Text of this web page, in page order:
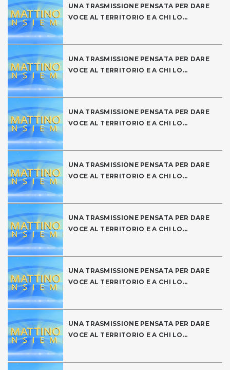
UNA TRASMISSIONE PENSATA PER DARE
VOCE AL TERRITORIO E A CHI LO...
UNA TRASMISSIONE PENSATA PER DARE
VOCE AL TERRITORIO E A CHI LO...
UNA TRASMISSIONE PENSATA PER DARE
VOCE AL TERRITORIO E A CHI LO...
UNA TRASMISSIONE PENSATA PER DARE
VOCE AL TERRITORIO E A CHI LO...
UNA TRASMISSIONE PENSATA PER DARE
VOCE AL TERRITORIO E A CHI LO...
UNA TRASMISSIONE PENSATA PER DARE
VOCE AL TERRITORIO E A CHI LO...
UNA TRASMISSIONE PENSATA PER DARE
VOCE AL TERRITORIO E A CHI LO...